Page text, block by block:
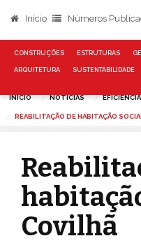
Início Números
CONSTRUÇÕES ESTRUTURAS
ARQUITETURA SUSTENTABILIDADE
INÍCIO NOTÍCIAS
REABILITAÇÃO DE HABITAÇÃO
Covilhã